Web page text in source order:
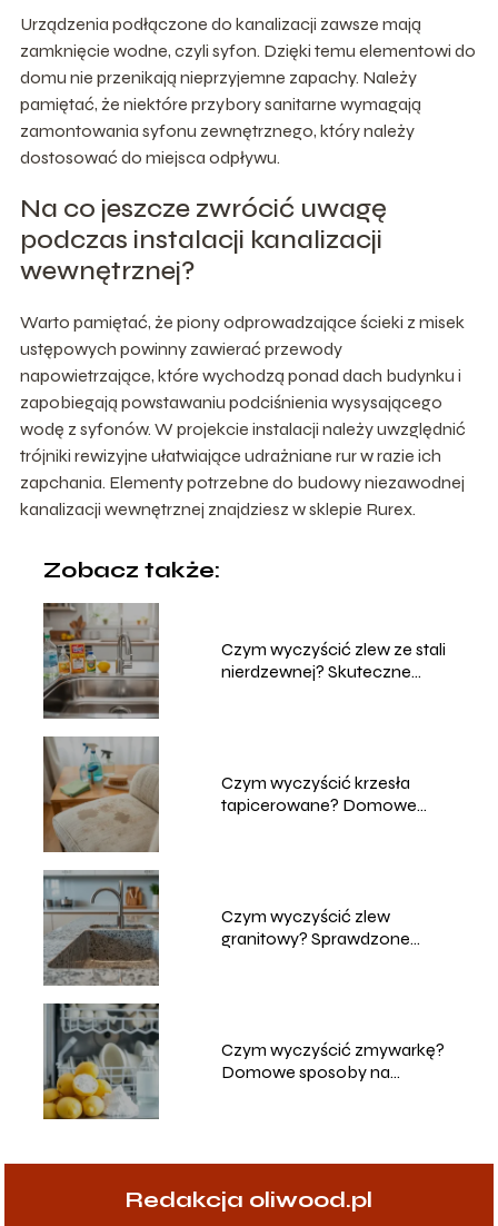
Urządzenia podłączone do kanalizacji zawsze mają
zamknięcie wodne, czyli syfon. Dzięki temu elementowi do
domu nie przenikają nieprzyjemne zapachy. Należy
pamiętać, że niektóre przybory sanitarne wymagają
zamontowania syfonu zewnętrznego, który należy
dostosować do miejsca odpływu.
Na co jeszcze zwrócić uwagę
podczas instalacji kanalizacji
wewnętrznej?
Warto pamiętać, że piony odprowadzające ścieki z misek
ustępowych powinny zawierać przewody
napowietrzające, które wychodzą ponad dach budynku i
zapobiegają powstawaniu podciśnienia wysysającego
wodę z syfonów. W projekcie instalacji należy uwzględnić
trójniki rewizyjne ułatwiające udrażniane rur w razie ich
zapchania. Elementy potrzebne do budowy niezawodnej
kanalizacji wewnętrznej znajdziesz w sklepie Rurex.
Zobacz także:
Czym wyczyścić zlew ze stali
nierdzewnej? Skuteczne
Czym wyczyścić krzesła
tapicerowane? Domowe
Czym wyczyścić zlew
granitowy? Sprawdzone
Czym wyczyścić zmywarkę?
Domowe sposoby na
Redakcja oliwood.pl